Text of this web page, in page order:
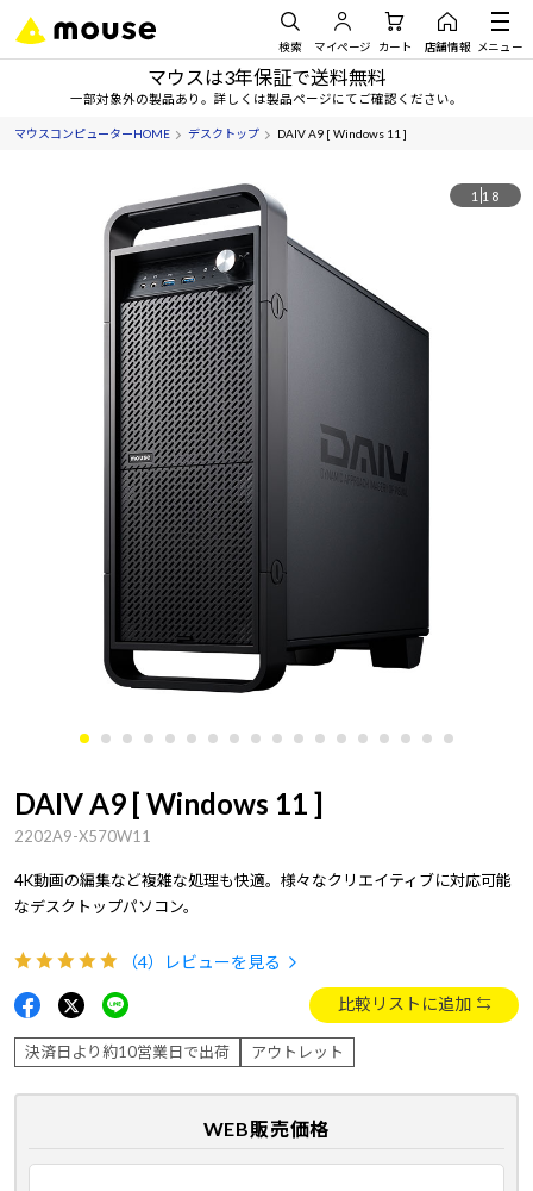
検索 マイページ カート 店舗情報 メニュー
マウスは3年保証で送料無料
一部対象外の製品あり。詳しくは製品ページにてご確認ください。
マウスコンピューターHOME デスクトップ DAIV A9 [ Windows 11 ]
1 18
DAIV A9 [ Windows 11 ]
2202A9-X570W11
4K動画の編集など複雑な処理も快適。様々なクリエイティブに対応可能
なデスクトップパソコン。
（4） レビューを見る
比較リストに追加
決済日より約10営業日で出荷 アウトレット
WEB販売価格